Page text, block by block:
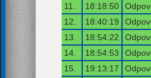
11.
18:18:50
12.
18:40:19
13.
18:54:22
14.
18:54:53
15.
19:13:17